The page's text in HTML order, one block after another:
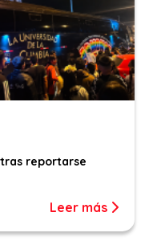
reportarse
Leer más